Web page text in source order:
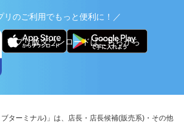
リのご利用でもっと便利に！／
アプリ版ダウンロードはこちらから
ブターミナル)」は、店長・店長候補(販売系)・その他